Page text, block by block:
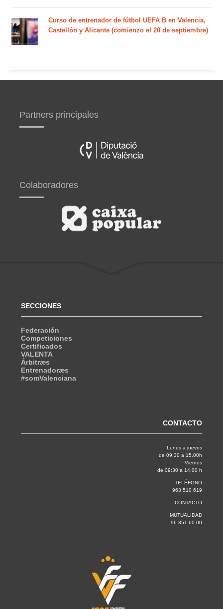
Curso de entrenador de fútbol UEFA B en Valencia,
Castellón y Alicante (comienzo el 20 de septiembre)
Partners principales
Colaboradores
SECCIONES
Federación
Competiciones
Certificados
VALENTA
Árbitræs
Entrenadoræs
#somValenciana
CONTACTO
Lunes a jueves
de 09:30 a 15.00h
Viernes
de 09:30 a 14.00 h
TELÉFONO
963 510 619
CONTACTO
MUTUALIDAD
96 351 60 00